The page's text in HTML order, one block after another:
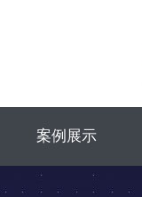
案例展示